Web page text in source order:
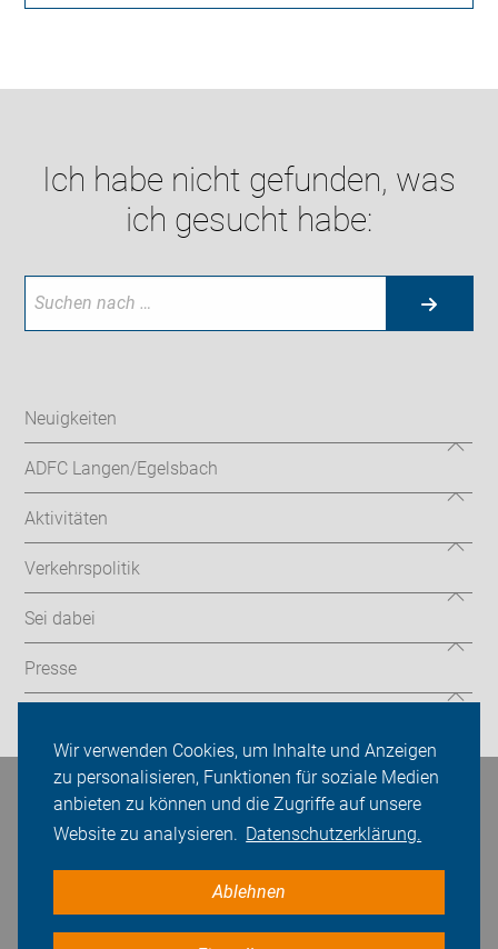
Wir verwenden Cookies, um Inhalte und Anzeigen
zu personalisieren, Funktionen für soziale Medien
anbieten zu können und die Zugriffe auf unsere
Website zu analysieren. Datenschutzerklärung.
Ablehnen
Ich habe nicht gefunden, was
ich gesucht habe:
Neuigkeiten
ADFC Langen/Egelsbach
Aktivitäten
Verkehrspolitik
Sei dabei
Presse
Bleiben Sie in Kontakt